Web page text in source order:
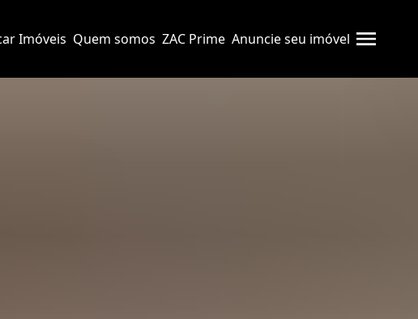
Imóveis Quem somos ZAC Prime Anuncie seu imóvel